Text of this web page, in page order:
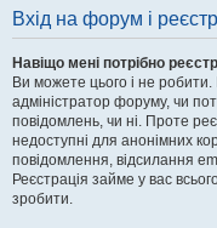
Вхід на форум і
Навіщо мені потрібно
Ви можете цього і не робити.
адміністратор форуму, чи
повідомлень, чи ні. Проте
недоступні для анонімних
повідомлення, відсилання
Реєстрація займе у вас
зробити.